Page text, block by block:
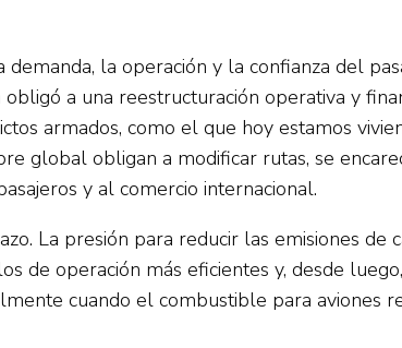
la operación y la confianza del
a una reestructuración operativa y
armados, como el que hoy estamos
obligan a modificar rutas, se
y al comercio internacional.
La presión para reducir las emisiones de
de operación más eficientes y, desde
cuando el combustible para aviones